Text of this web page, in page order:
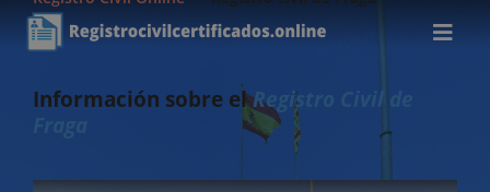
Información sobre elRegistro Civil de